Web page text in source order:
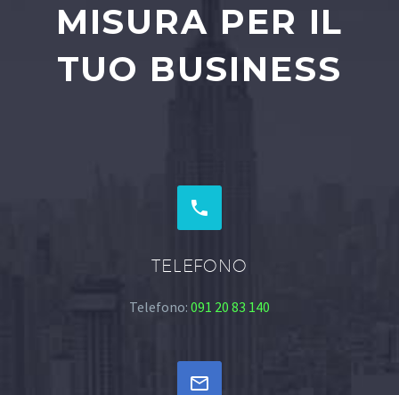
MISURA PER IL
TUO BUSINESS


TELEFONO
Telefono: 091 20 83 140

